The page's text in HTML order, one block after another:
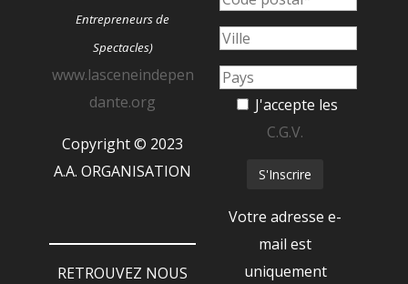
Entrepreneurs de
Spectacles)
www.lasceneindepen
dante.org
Copyright © 2023
A.A. ORGANISATION
RETROUVEZ NOUS
J'accepte les
C.G.V.
Votre adresse e-
mail est
uniquement